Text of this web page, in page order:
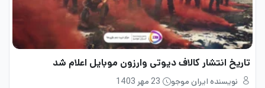
تاریخ انتشار کالاف دیوتی وارزون موبایل اعلام شد
نویسنده ایران موجو
23 مهر 1403